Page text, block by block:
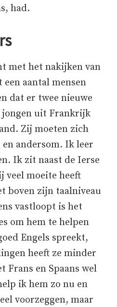
had.
met het nakijken van
aantal mensen
dat er twee nieuwe
uit Frankrijk
Zij moeten zich
andersom. Ik leer
Ik zit naast de Ierse
veel moeite heeft
boven zijn taalniveau
vastloopt is het
om hem te helpen
Engels spreekt,
heeft ze minder
Frans en Spaans wel
ik hem zo nu en
voorzeggen, maar